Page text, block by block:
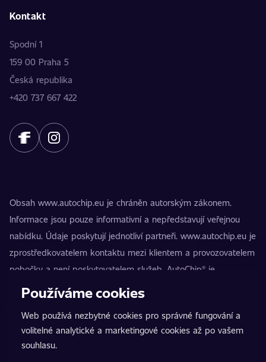
Kontakt
Spodní 1
159 00 Praha 5
Česká republika
+420 737 667 422
Obsah www.autochip.eu je chráněn autorským zákonem.
Informace jsou pouze informativní a nepředstavují veřejnou
nabídku. Údaje poskytují jednotliví partneři. www.autochip.eu je
zprostředkovatelem kontaktu mezi klientem a provozovatelem
pobočky a není poskytovatelem služeb. AutoChip® je
registrovaná ochranná známka Petra Kučery. Úpravy, které
nezpůsobilosti vozidla k provozu na pozemních komunikacích.
Přesné informace poskytuje vždy konkrétní provozovatel
pobočky.
Používáme cookies
Web používá nezbytné cookies pro správné fungování a
volitelné analytické a marketingové cookies až po vašem
souhlasu.